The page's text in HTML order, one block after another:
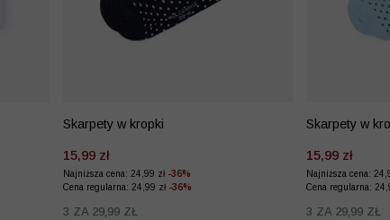
Skarpety w kropki
15,99 zł
Najniższa cena: 24,99 zł -36%
Cena regularna: 24,99 zł -36%
3 ZA 29,99 ZŁ
Skarpety w
15,99 zł
Najniższa cena:
Cena regularna:
3 ZA 29,99 ZŁ